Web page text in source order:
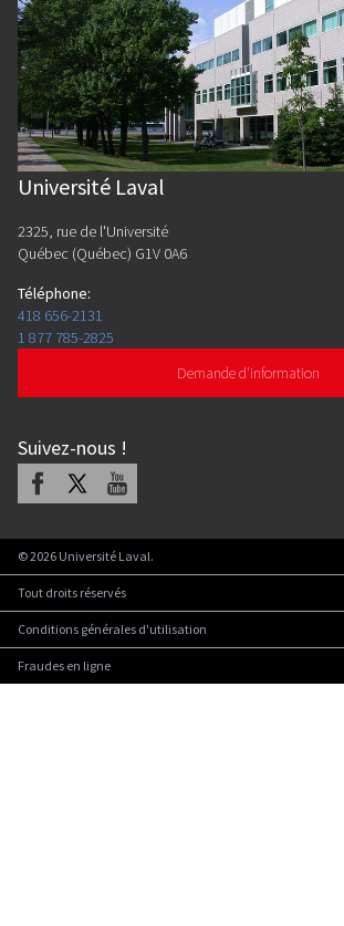
Université Laval
2325, rue de l'Université
Québec (Québec) G1V 0A6
Téléphone:
418 656-2131
1 877 785-2825
Demande d'information
Suivez-nous !
Facebook Youtube
©2026 Université Laval.
Tout droits réservés
Conditions générales d'utilisation
Fraudes en ligne